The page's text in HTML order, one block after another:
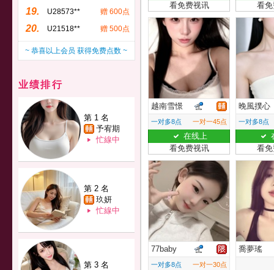
19. U28573** 赠 600点
20. U21518** 赠 500点
~ 恭喜以上会员 获得免费点数 ~
业绩排行
第 1 名
予宥期
忙線中
第 2 名
玖妍
忙線中
第 3 名
看免费视讯
看
越南雪憬
一对多8点 一对一45点
在线上
看免费视讯
晚風撲心
一对多8点
看
77baby
一对多8点 一对一30点
喬夢瑤